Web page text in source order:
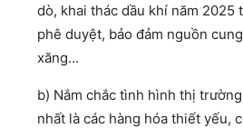
dò, khai thác dầu khí năm 2025
phê duyệt, bảo đảm nguồn
xăng…
b) Nắm chắc tình hình thị
nhất là các hàng hóa thiết yếu,